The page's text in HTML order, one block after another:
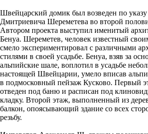
Швейцарский домик был возведен по указу
Дмитриевича Шереметева во второй
Автором проекта выступил именитый
Бенуа. Шереметев, человек известный
смело экспериментировал с различными
стилями в своей усадьбе. Бенуа, взяв за
альпийские шале, воплотил в усадьбе
настоящей Швейцарии, умело вписав
в подмосковный пейзаж Кусково. Первый
отведен под баню и расписан под
кладку. Второй этаж, выполненный из
балкон, опоясывающий здание со всех
резьбу.